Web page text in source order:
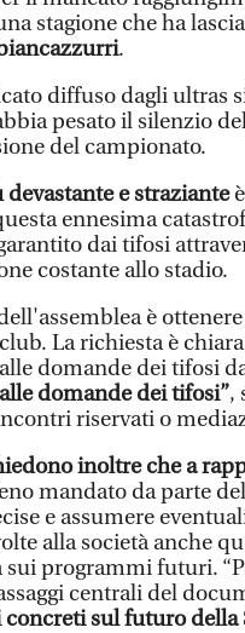
stagione che ha
.
diffuso dagli ultras
pesato il silenzio
del campionato.
devastante e straziante
ennesima
dai tifosi
costante allo stadio.
è
La richiesta è
domande dei tifosi
domande dei tifosi”,
riservati o
inoltre che a
mandato da parte
e assumere
alla società anche
sui programmi futuri.
centrali del
sul futuro della